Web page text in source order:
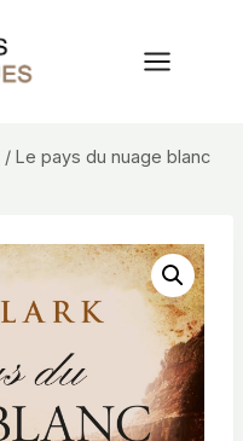
/ Le pays du nuage blanc